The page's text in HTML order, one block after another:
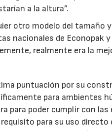
a la altura”.
otro modelo del tamaño
nacionales de Econopak
realmente era la
puntuación por su
para ambientes
para poder cumplir con
para su uso